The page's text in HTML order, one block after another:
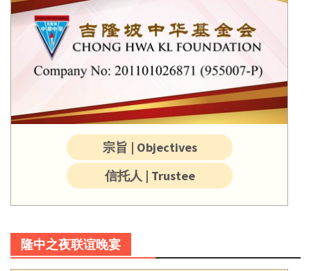
宗旨 | Objectives
信托人 | Trustee
隆中之夜联谊晚宴